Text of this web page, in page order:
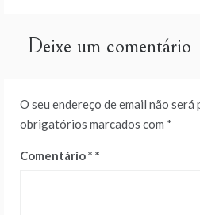
Deixe um comentário
O seu endereço de email não será
obrigatórios marcados com *
Comentário*